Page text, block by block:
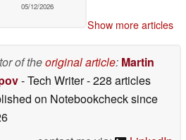
05/12/2026
Show more articles
of theoriginal article: Martin
- Tech Writer- 228 articles
on Notebookchecksince